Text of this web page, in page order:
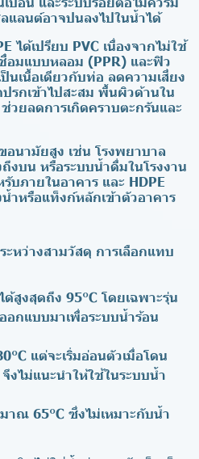
แลนต์อาจปนลงไปในน้ำได้
ได้เปรียบ PVC เนื่องจากไม่ใช้
อมแบบหลอม (PPR) และฟิว
นเนื้อเดียวกับท่อ ลดความเสี่ยง
รกเข้าไปสะสม พื้นผิวด้านใน
วยลดการเกิดคราบตะกรันและ
นามัยสูง เช่น โรงพยาบาล
งบน หรือระบบน้ำดื่มในโรงงาน
บภายในอาคาร และ HDPE
ำหรือแท็งก์หลักเข้าตัวอาคาร
ะหว่างสามวัสดุ การเลือกแทบ
สูงสุดถึง 95°C โดยเฉพาะรุ่น
อกแบบมาเพื่อระบบน้ำร้อน
แต่จะเริ่มอ่อนตัวเมื่อโดน
งไม่แนะนำให้ใช้ในระบบน้ำ
าณ 65°C ซึ่งไม่เหมาะกับน้ำ